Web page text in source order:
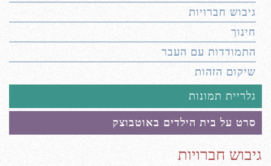
גיבוש חברויות
חינוך
התמודדות עם העבר
שיקום הזהות
גלריית תמונות
סרט על בית הילדים באוטבוצק
גיבוש חברויות